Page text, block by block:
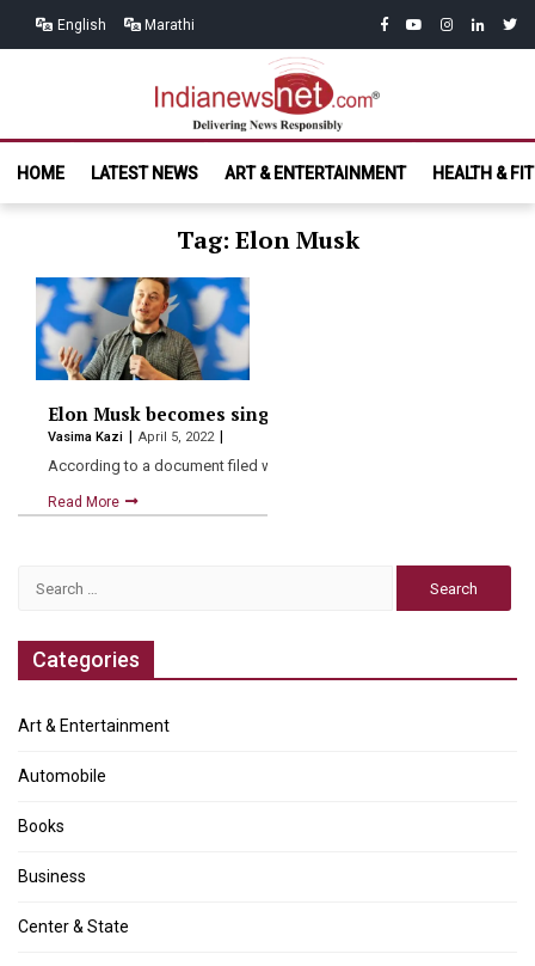
English Marathi facebook
youtubeinstagram
linkedin
India News
Net.com
HOME
LATEST NEWS ART & ENTERTAINMENT HEALTH &
Tag: Elon Musk
Elon Musk becomes single largest shareholder of
Vasima Kazi April 5, 2022
According to a document filed with the US Securities and…
Read More
Categories
Art & Entertainment
Automobile
Books
Business
Center & State